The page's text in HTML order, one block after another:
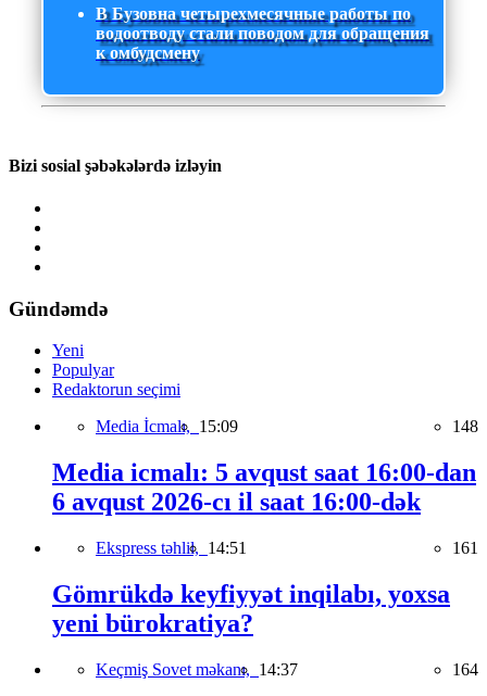
В Бузовна четырехмесячные работы по
водоотводу стали поводом для обращения
к омбудсмену
Bizi sosial şəbəkələrdə izləyin
Gündəmdə
Yeni
Populyar
Redaktorun seçimi
Media İcmalı, 15:09 148
Media icmalı: 5 avqust saat 16:00-dan
6 avqust 2026-cı il saat 16:00-dək
Ekspress təhlil, 14:51 161
Gömrükdə keyfiyyət inqilabı, yoxsa
yeni bürokratiya?
Keçmiş Sovet məkanı, 14:37 164